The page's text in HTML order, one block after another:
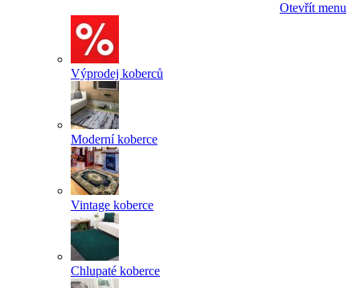
Otevřít menu
Výprodej koberců
Moderní koberce
Vintage koberce
Chlupaté koberce